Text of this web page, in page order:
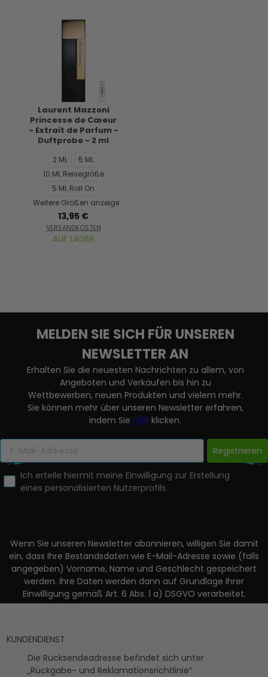
Laurent Mazzoni
Princesse de Cæeur
- Extrait de Parfum -
Duftprobe - 2 ml
2 ML
5 ML
10 ML Reisegröße
5 ML Roll On
Weitere Größen anzeigen...
13,95 €
VERSANDKOSTEN
AUF LAGER
MELDEN SIE SICH FÜR UNSEREN
NEWSLETTER AN
Erhalten Sie die neuesten Nachrichten zu allem, von
Angeboten und Verkäufen bis hin zu
Wettbewerben, neuen Produkten und vielem mehr.
Sie können mehr über unseren Newsletter erfahren,
indem SieHIER klicken.
Registrieren
Ich erteile hiermit meine Einwilligung zur Erstellung
eines personalisierten Nutzerprofils.
Wenn Sie unseren Newsletter abonnieren, willigen Sie damit
ein, dass Ihre Bestandsdaten wie E-Mail-Adresse sowie (falls
angegeben) Vorname, Name und Geschlecht gespeichert
werden. Ihre Daten werden dann auf Grundlage Ihrer
Einwilligung gemäß Art. 6 Abs. 1 a) DSGVO verarbeitet.
KUNDENDIENST
Die Rücksendeadresse befindet sich unter
„Rückgabe- und Reklamationsrichtlinie“